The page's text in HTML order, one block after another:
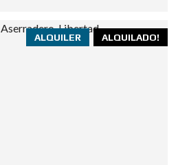
ALQUILADO!
ALQUILER